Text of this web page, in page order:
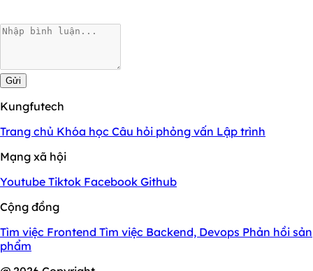
Gửi
Kungfutech
Trang chủ Khóa học Câu hỏi phỏng vấn Lập trình
Mạng xã hội
Youtube Tiktok Facebook Github
Cộng đồng
Tìm việc Frontend Tìm việc Backend, Devops Phản hồi sản
phẩm